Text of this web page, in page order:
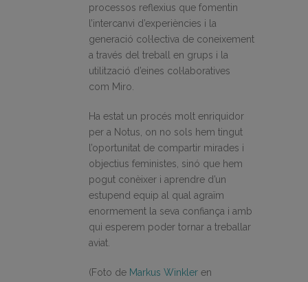
processos reflexius que fomentin
l’intercanvi d’experiències i la
generació col·lectiva de coneixement
a través del treball en grups i la
utilització d’eines col·laboratives
com Miro.
Ha estat un procés molt enriquidor
per a Notus, on no sols hem tingut
l’oportunitat de compartir mirades i
objectius feministes, sinó que hem
pogut conèixer i aprendre d’un
estupend equip al qual agraïm
enormement la seva confiança i amb
qui esperem poder tornar a treballar
aviat.
(Foto de Markus Winkler en